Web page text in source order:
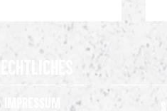
Rechtliches
Impressum